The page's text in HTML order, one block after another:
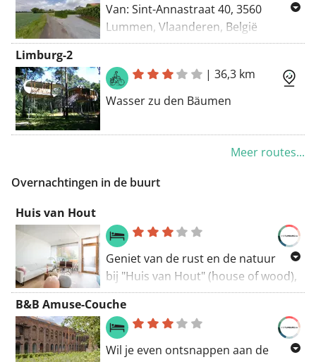
Van: Sint-Annastraat 40, 3560
Lummen, Vlaanderen, België
Naar: Runksterkiezel 4, 3500 Hasselt,
Routering: Recreatief fietsen -
mooiste
Limburg-2
|36,3 km
Wasser zu den Bäumen
Meer routes...
Overnachtingen in de buurt
Huis van Hout
Geniet van de rust en de natuur
bij "Huis van Hout" (house of wood),
een gezellig en duurzaam
designhuis in de fruitstreek. Het is
gebouwd met natuurlijke en
gezonde materialen, en produceert
B&B Amuse-Couche
Wil je even ontsnappen aan de